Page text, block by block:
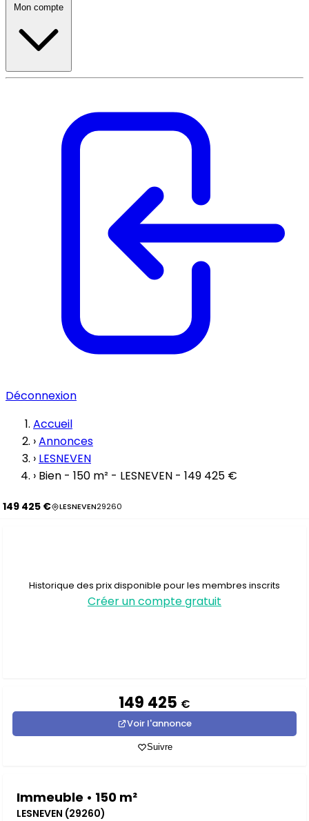
Mon compte
Déconnexion
Accueil
›Annonces
› LESNEVEN
› Bien - 150 m² - LESNEVEN - 149 425 €
149 425 € LESNEVEN29260
Historique des prix disponible pour les membres inscrits
Créer un compte gratuit
149 425 €
Voir l'annonce
Suivre
Immeuble • 150 m²
LESNEVEN (29260)